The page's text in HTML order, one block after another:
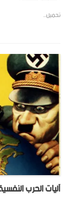
تحميل...
آليات الحرب